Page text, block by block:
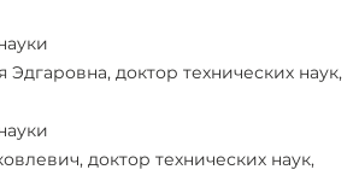
доктор технических наук,
доктор технических наук,